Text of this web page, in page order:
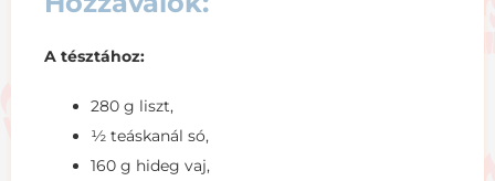
A tésztához:
280 g liszt,
½ teáskanál só,
160 g hideg vaj,